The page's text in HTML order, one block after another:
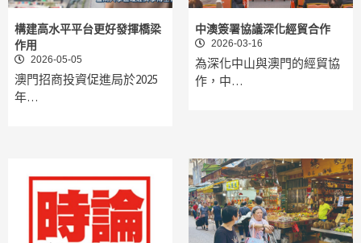
構建高水平平台更好發揮橋梁
作用
2026-05-05
澳門招商投資促進局於2025
年…
中澳簽署協議深化經貿合作
2026-03-16
為深化中山與澳門的經貿協
作，中…